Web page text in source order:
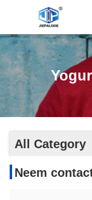
All Category
Neem